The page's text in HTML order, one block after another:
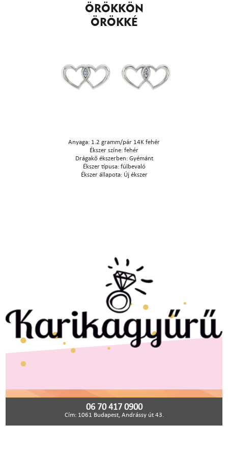
ÖRÖKKÖN
ÖRÖKKÉ
Anyaga: 1.2 gramm/pár 14K fehér
Ékszer színe: fehér
Drágakő ékszerben: Gyémánt
Ékszer típusa: fülbevaló
Ékszer állapota: Új ékszer
06 70 417 0900
Cím: 1061 Budapest, Andrássy út 43.